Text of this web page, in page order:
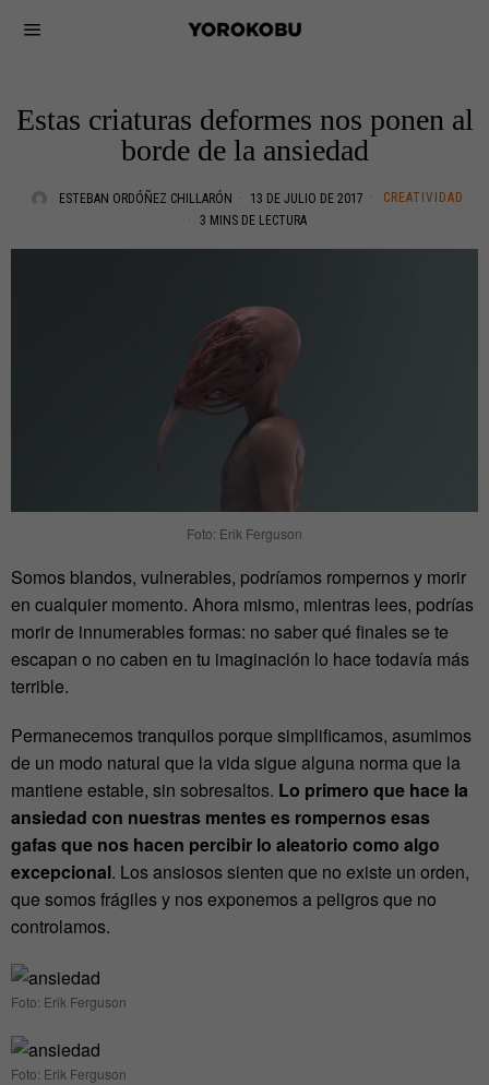
Estas criaturas deformes nos ponen al
borde de la ansiedad
ESTEBAN ORDÓÑEZ CHILLARÓN 13 DE JULIO DE 2017
CREATIVIDAD
3 MINS DE LECTURA
Foto: Erik Ferguson
Somos blandos, vulnerables, podríamos rompernos y morir
en cualquier momento. Ahora mismo, mientras lees, podrías
morir de innumerables formas: no saber qué finales se te
escapan o no caben en tu imaginación lo hace todavía más
terrible.
Permanecemos tranquilos porque simplificamos, asumimos
de un modo natural que la vida sigue alguna norma que la
mantiene estable, sin sobresaltos. Lo primero que hace la
ansiedad con nuestras mentes es rompernos esas
gafas que nos hacen percibir lo aleatorio como algo
excepcional. Los ansiosos sienten que no existe un orden,
que somos frágiles y nos exponemos a peligros que no
controlamos.
Foto: Erik Ferguson
Foto: Erik Ferguson